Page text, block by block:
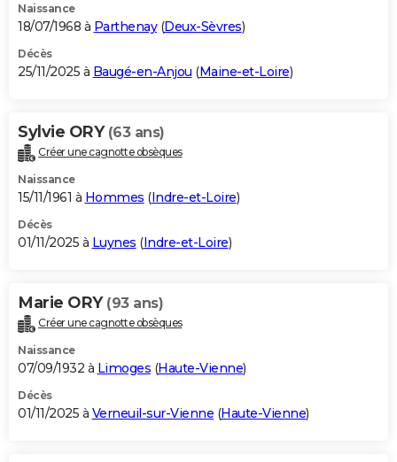
Naissance
18/07/1968 à Parthenay(Deux-Sèvres)
Décès
25/11/2025 à Baugé-en-Anjou (Maine-et-Loire)
Sylvie ORY (63 ans)
Créer une cagnotte obsèques
Naissance
15/11/1961 à Hommes (Indre-et-Loire)
Décès
01/11/2025 à Luynes (Indre-et-Loire)
Marie ORY (93 ans)
Créer une cagnotte obsèques
Naissance
07/09/1932 à Limoges (Haute-Vienne)
Décès
01/11/2025 à Verneuil-sur-Vienne (Haute-Vienne)